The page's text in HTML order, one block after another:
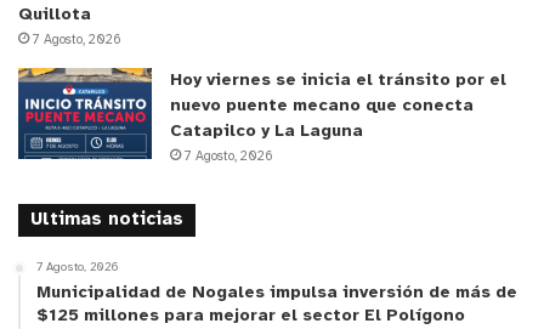
Quillota
7 Agosto, 2026
Hoy viernes se inicia el tránsito por el
nuevo puente mecano que conecta
Catapilco y La Laguna
7 Agosto, 2026
Ultimas noticias
7 Agosto, 2026
Municipalidad de Nogales impulsa inversión de más de
$125 millones para mejorar el sector El Polígono